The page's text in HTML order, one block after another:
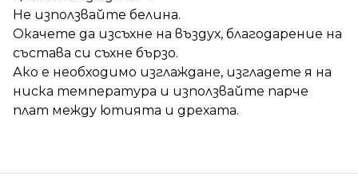
Не използвайте белина.
Окачете да изсъхне на въздух, благодарение на
състава си съхне бързо.
Ако е необходимо изглаждане, изгладете я на
ниска температура и използвайте парче
плат между ютията и дрехата.